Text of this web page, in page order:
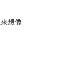
想像